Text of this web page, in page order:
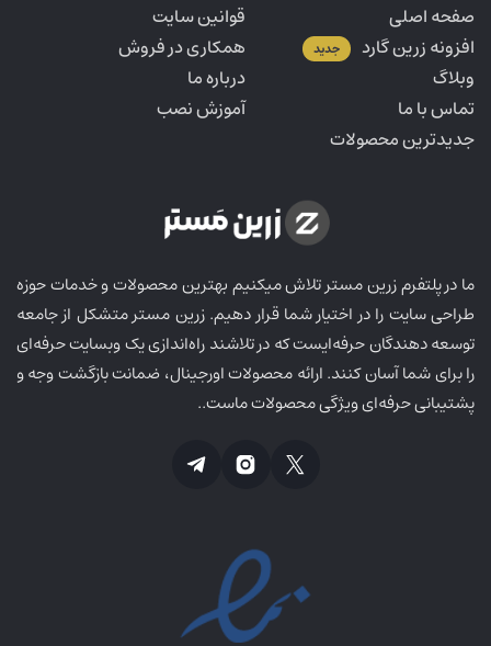
ما در پلتفرم زرین مستر تلاش میکنیم بهترین محصولات و خدمات حوزه
طراحی سایت را در اختیار شما قرار دهیم. زرین مستر متشکل از جامعه
توسعه دهندگان حرفه‌ایست که در تلاشند راه‌اندازی یک وبسایت حرفه‌ای
را برای شما آسان کنند. ارائه محصولات اورجینال، ضمانت بازگشت وجه و
پشتیبانی حرفه‌ای ویژگی محصولات ماست..
صفحه اصلی
قوانین سایت
افزونه زرین گارد
جدید
همکاری در فروش
وبلاگ
درباره ما
تماس با ما
آموزش نصب
جدیدترین محصولات